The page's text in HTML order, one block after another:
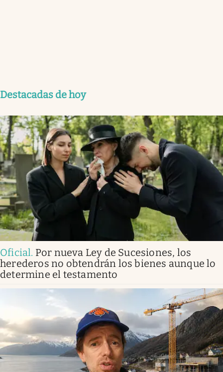
Destacadas de hoy
Oficial. Por nueva Ley de Sucesiones, los
herederos no obtendrán los bienes aunque lo
determine el testamento